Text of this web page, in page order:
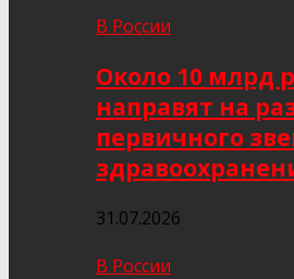
В России
Около 10 млрд
направят на
первичного
31.07.2026
В России